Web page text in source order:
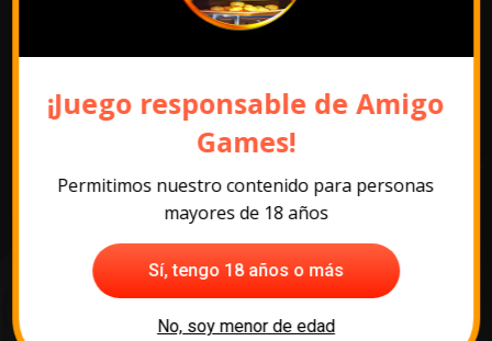
Los juegos más
populares
¡Juego responsable de Amigo
Games!
Permitimos nuestro contenido para personas
mayores de 18 años
Sí, tengo 18 años o más
No, soy menor de edad